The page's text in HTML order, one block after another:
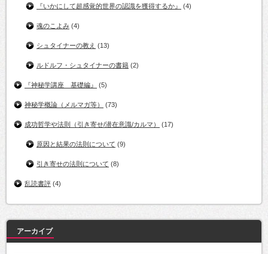
『いかにして超感覚的世界の認識を獲得するか』 (4)
魂のこよみ (4)
シュタイナーの教え (13)
ルドルフ・シュタイナーの書籍 (2)
『神秘学講座 基礎編』 (5)
神秘学概論（メルマガ等） (73)
成功哲学や法則（引き寄せ/潜在意識/カルマ） (17)
原因と結果の法則について (9)
引き寄せの法則について (8)
乱読書評 (4)
アーカイブ